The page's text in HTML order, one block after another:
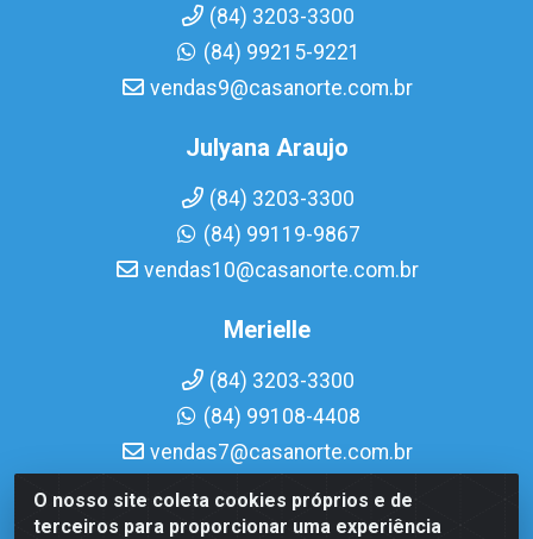
O nosso site coleta cookies próprios e de
terceiros para proporcionar uma experiência
(84) 3203-3300
(84) 99215-9221
vendas9@casanorte.com.br
Julyana Araujo
(84) 3203-3300
(84) 99119-9867
vendas10@casanorte.com.br
Merielle
(84) 3203-3300
(84) 99108-4408
vendas7@casanorte.com.br
Casa Norte LTDA - Av. Interventor Mário Câmara, 1815 -